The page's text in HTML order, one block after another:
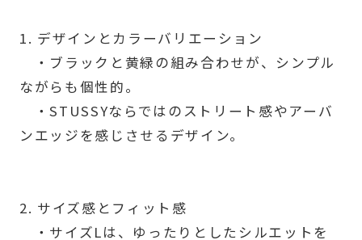
1. デザインとカラーバリエーション
・ブラックと黄緑の組み合わせが、シンプル
ながらも個性的。
・STUSSYならではのストリート感やアーバ
ンエッジを感じさせるデザイン。
2. サイズ感とフィット感
・サイズLは、ゆったりとしたシルエットを